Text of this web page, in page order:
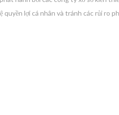
quyền lợi cá nhân và tránh các rủi ro